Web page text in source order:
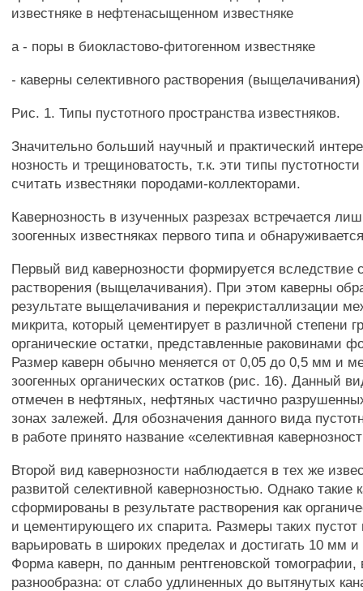
известняке в нефтенасыщенном известняке
а - поры в биокластово-фитогенном известняке
- каверны селективного растворения (выщелачивания)
Рис. 1. Типы пустотного пространства известняков.
Значительно больший научный и практический
нозность и трещиноватость, т.к. эти типы
считать известняки породами-коллекторами.
Кавернозность в изученных разрезах встречается
зоогенных известняках первого типа и
Первый вид кавернозности формируется вследствие
растворения (выщелачивания). При этом каверны
результате выщелачивания и перекристаллизации
микрита, который цементирует в различной степени
органические остатки, представленные раковинами
Размер каверн обычно меняется от 0,05 до 0,5 мм и
зоогенных органических остатков (рис. 16). Данный
отмечен в нефтяных, нефтяных частично
зонах залежей. Для обозначения данного вида
в работе принято название «селективная
Второй вид кавернозности наблюдается в тех же
развитой селективной кавернозностью. Однако такие
сформированы в результате растворения как
и цементирующего их спарита. Размеры таких пустот
варьировать в широких пределах и достигать 10 мм
Форма каверн, по данным рентгеновской томографии,
разнообразна: от слабо удлиненных до вытянутых